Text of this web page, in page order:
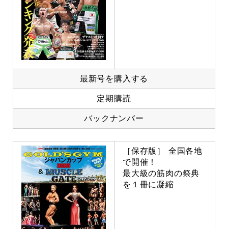
最新号を購入する
定期購読
バックナンバー
［保存版］ 全国各地
で開催！
最大級の筋肉の祭典
を１冊に凝縮